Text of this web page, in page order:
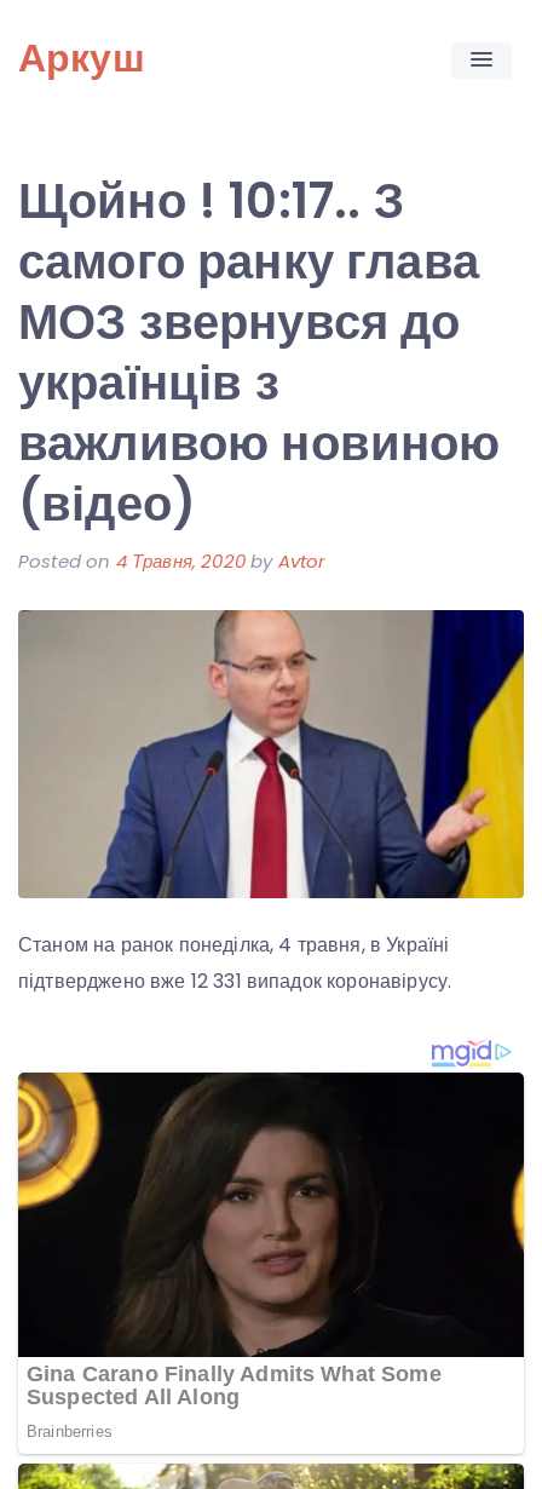
content
Аркуш
Щойно ! 10:17.. З
самого ранку глава
МОЗ звернувся до
українців з
важливою новиною
(відео)
Posted on 4 Травня, 2020byAvtor
Станом на ранок понеділка, 4 травня, в Україні
підтверджено вже 12 331 випадок коронавірусу.